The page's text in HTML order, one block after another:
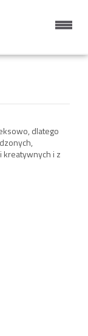
dlatego
kreatywnych i z